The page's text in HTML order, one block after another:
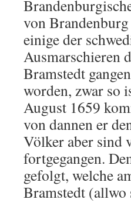
von
einige der
Ausmarschieren
Bramstedt
worden, zwar so
August 1659
von dannen er
Völker aber sind
fortgegangen.
gefolgt, welche
Bramstedt (allwo